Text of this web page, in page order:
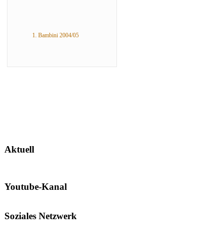
1. Bambini 2004/05
Aktuell
Youtube-Kanal
Soziales Netzwerk